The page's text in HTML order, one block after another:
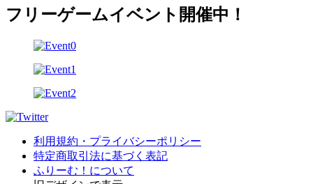
フリーゲームイベント開催中！
利用規約・プライバシーポリシー
特定商取引法に基づく表記
ふりーむ！について